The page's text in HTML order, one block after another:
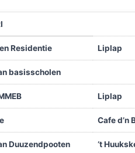
Residentie Liplap
basisscholen
Liplap
Cafe d’n
Duuzendpooten ‘t